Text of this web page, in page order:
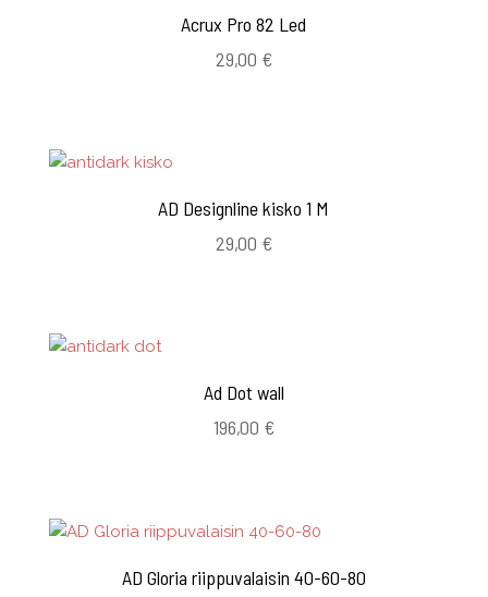
Acrux Pro 82 Led
29,00 €
AD Designline kisko 1 M
29,00 €
Ad Dot wall
196,00 €
AD Gloria riippuvalaisin 40-60-80